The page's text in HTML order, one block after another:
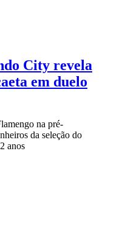
City revela
em duelo
na pré-
da seleção do
anos